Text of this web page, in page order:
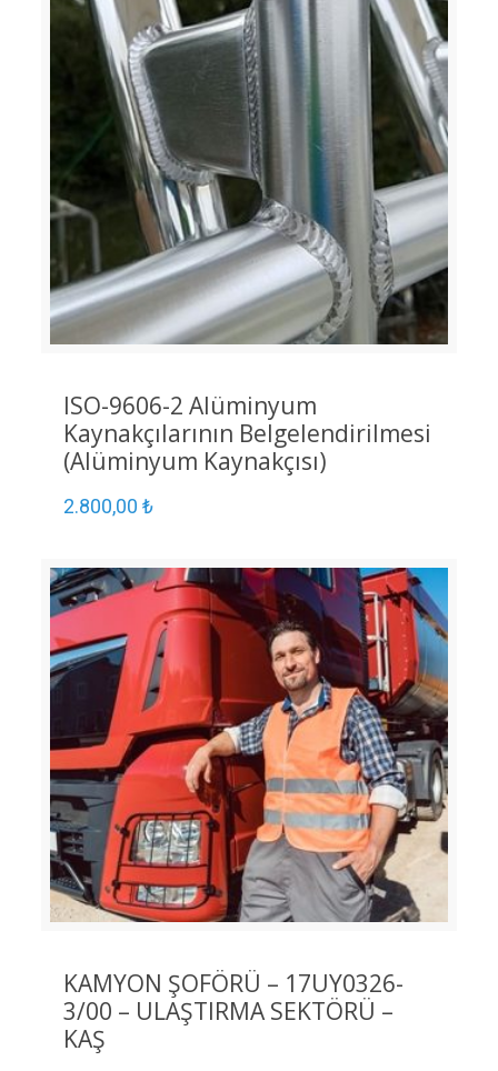
ISO-9606-2 Alüminyum
Kaynakçılarının Belgelendirilmesi
(Alüminyum Kaynakçısı)
2.800,00 ₺
KAMYON ŞOFÖRÜ – 17UY0326-
3/00 – ULAŞTIRMA SEKTÖRÜ –
KAŞ